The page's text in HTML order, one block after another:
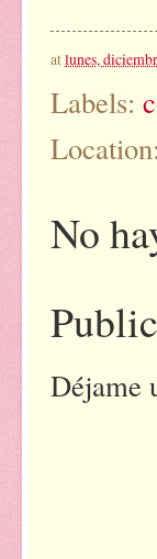
atlunes,
Labels:
Location:
No
Déjame